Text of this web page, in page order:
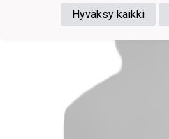
Hyväksy kaikki